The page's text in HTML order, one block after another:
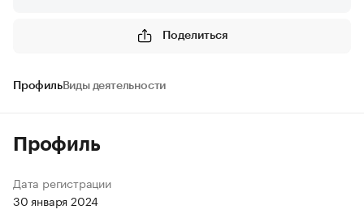
Поделиться
ПрофильВиды деятельности
Профиль
Дата регистрации
30 января 2024